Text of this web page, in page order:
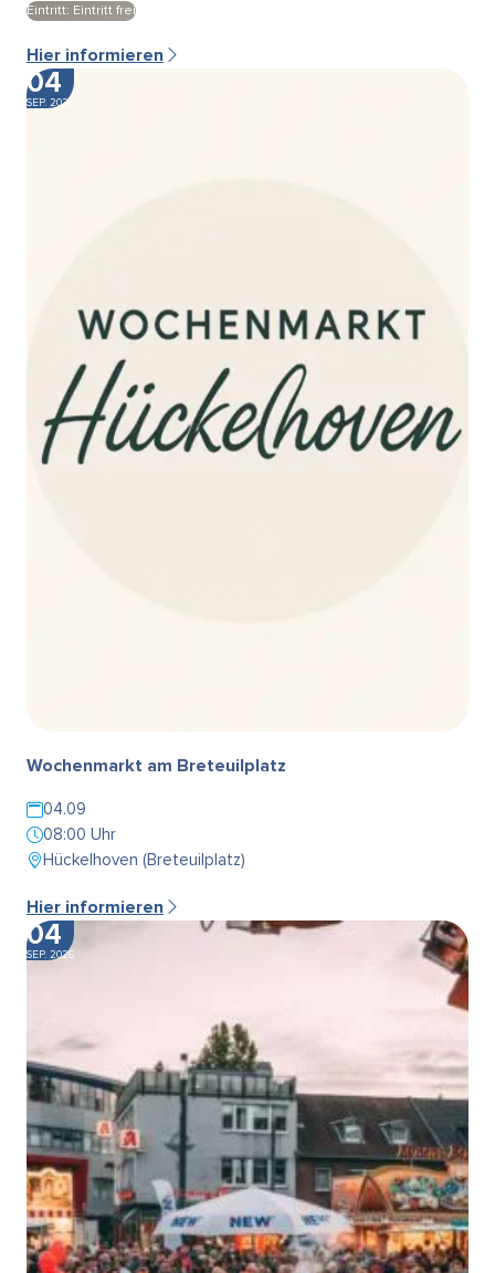
Eintritt: Eintritt frei
Hier informieren
04
SEP. 2026
Wochenmarkt am Breteuilplatz
04.09
08:00 Uhr
Hückelhoven (Breteuilplatz)
Hier informieren
04
SEP. 2026